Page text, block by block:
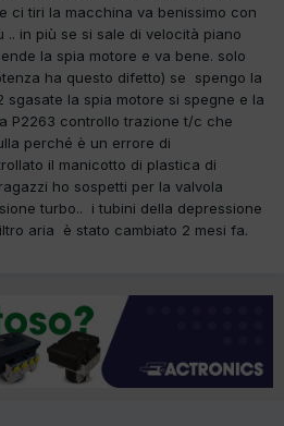
ci tiri la macchina va benissimo con
in più se si sale di velocità piano
la spia motore e va bene. solo
ha questo difetto) se spengo la
sgasate la spia motore si spegne e la
P2263 controllo trazione t/c che
perché è un errore di
il manicotto di plastica di
ho sospetti per la valvola
turbo.. i tubini della depressione
aria è stato cambiato 2 mesi fa.